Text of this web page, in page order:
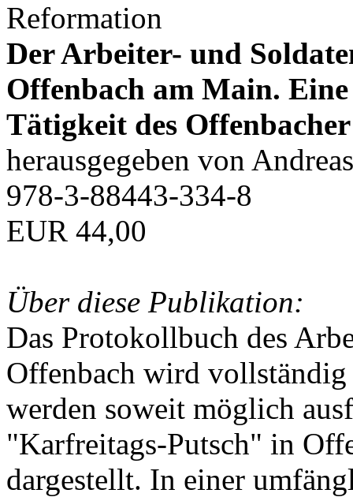
Der Arbeiter- und
Offenbach am Main.
Tätigkeit des
herausgegeben von
978-3-88443-334-8
EUR 44,00
Über diese Publikation:
Das Protokollbuch des
Offenbach wird
werden soweit möglich
"Karfreitags-Putsch" in
dargestellt. In einer